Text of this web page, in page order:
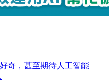
奇，甚至期待人工智能